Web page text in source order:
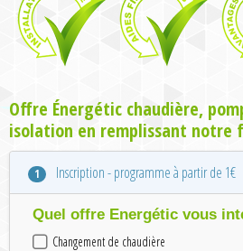
Offre Énergétic chaudière,
isolation en remplissant notre
1 Inscription - programme à partir de 1€
Quel offre Energétic vous
Changement de chaudière